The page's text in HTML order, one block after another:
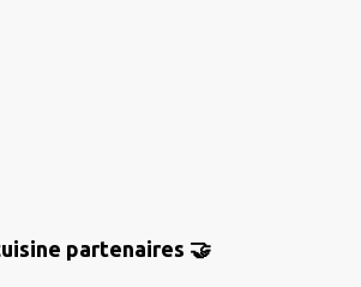
partenaires 🤝